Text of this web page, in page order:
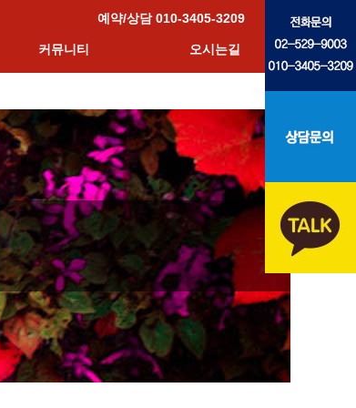
예약/상담 010-3405-3209
커뮤니티 오시는길